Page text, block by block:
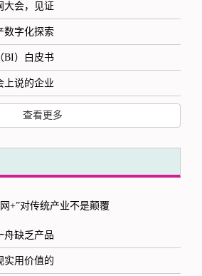
大会，见证
数字化探索
BI）白皮书
上说的企业
查看更多
+”对传统产业不是颠覆
舟缺乏产品
实用价值的